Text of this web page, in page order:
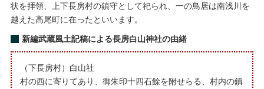
状を拝領、上下長房村の鎮守として祀られ、一の鳥居は南浅川を
越えた高尾町に在ったといいます。
新編武蔵風土記稿による長房白山神社の由緒
（下長房村）白山社
村の西に寄りてあり、御朱印十四石餘を附せらる、村内の鎮